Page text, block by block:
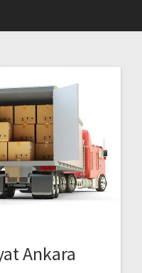
Ankara